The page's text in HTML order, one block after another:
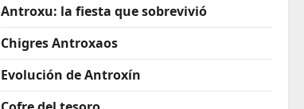
Antroxu: la fiesta que sobrevivió
Chigres Antroxaos
Evolución de Antroxín